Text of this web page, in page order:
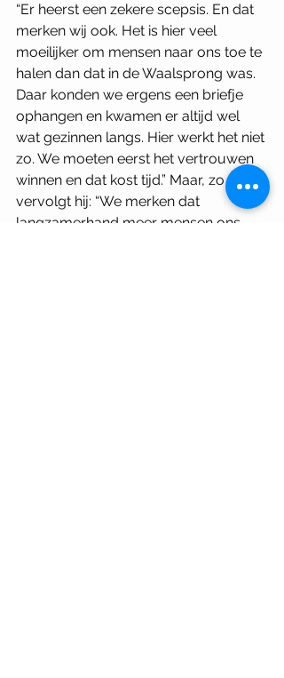
“Er heerst een zekere scepsis. En dat
merken wij ook. Het is hier veel
moeilijker om mensen naar ons toe te
halen dan dat in de Waalsprong was.
Daar konden we ergens een briefje
ophangen en kwamen er altijd wel
wat gezinnen langs. Hier werkt het niet
zo. We moeten eerst het vertrouwen
winnen en dat kost tijd.” Maar, zo
vervolgt hij: “We merken dat
langzamerhand meer mensen ons